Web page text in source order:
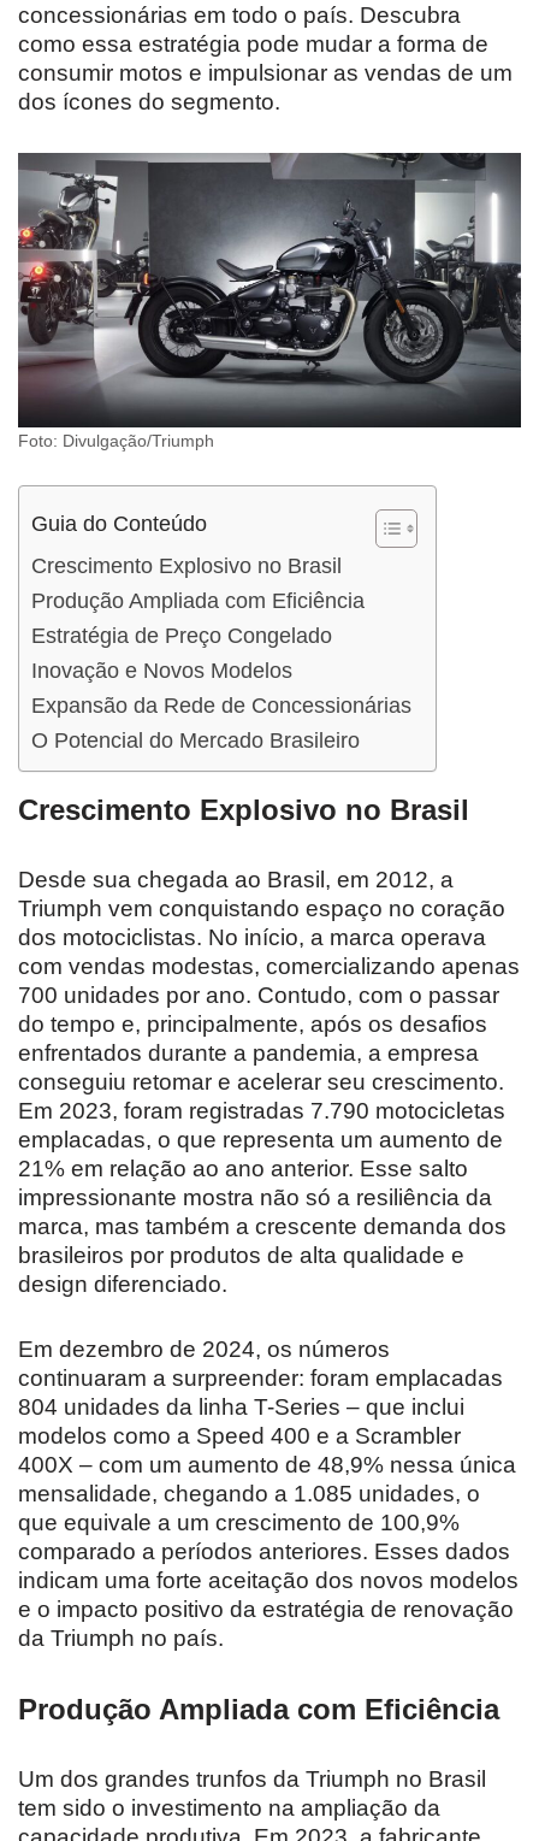
concessionárias em todo o país. Descubra
como essa estratégia pode mudar a forma de
consumir motos e impulsionar as vendas de um
dos ícones do segmento.
Foto: Divulgação/Triumph
Guia do Conteúdo
Crescimento Explosivo no Brasil
Produção Ampliada com Eficiência
Estratégia de Preço Congelado
Inovação e Novos Modelos
Expansão da Rede de Concessionárias
O Potencial do Mercado Brasileiro
Crescimento Explosivo no Brasil
Desde sua chegada ao Brasil, em 2012, a
Triumph vem conquistando espaço no coração
dos motociclistas. No início, a marca operava
com vendas modestas, comercializando apenas
700 unidades por ano. Contudo, com o passar
do tempo e, principalmente, após os desafios
enfrentados durante a pandemia, a empresa
conseguiu retomar e acelerar seu crescimento.
Em 2023, foram registradas 7.790 motocicletas
emplacadas, o que representa um aumento de
21% em relação ao ano anterior. Esse salto
impressionante mostra não só a resiliência da
marca, mas também a crescente demanda dos
brasileiros por produtos de alta qualidade e
design diferenciado.
Em dezembro de 2024, os números
continuaram a surpreender: foram emplacadas
804 unidades da linha T-Series – que inclui
modelos como a Speed 400 e a Scrambler
400X – com um aumento de 48,9% nessa única
mensalidade, chegando a 1.085 unidades, o
que equivale a um crescimento de 100,9%
comparado a períodos anteriores. Esses dados
indicam uma forte aceitação dos novos modelos
e o impacto positivo da estratégia de renovação
da Triumph no país.
Produção Ampliada com Eficiência
Um dos grandes trunfos da Triumph no Brasil
tem sido o investimento na ampliação da